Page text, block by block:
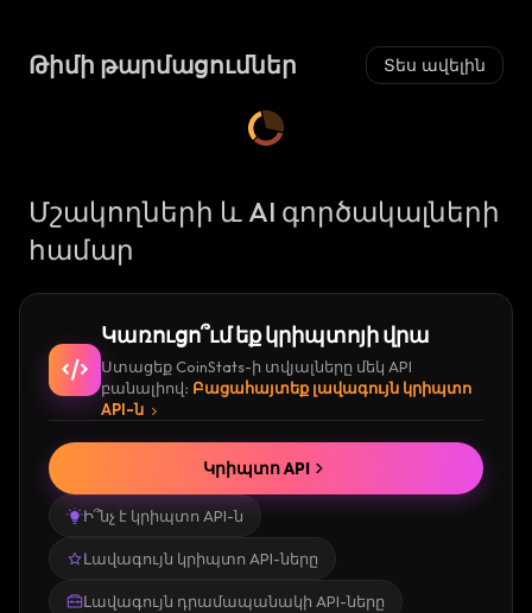
Թիմի թարմացումներ Տես ավելին
Մշակողների և AI գործակալների
համար
Կառուցո՞ւմ եք կրիպտոյի վրա
Ստացեք CoinStats-ի տվյալները մեկ API
բանալիով։ Բացահայտեք լավագույն կրիպտո
API-ն
Ի՞նչ է կրիպտո API-ն
Լավագույն կրիպտո API-ները
Լավագույն դրամապանակի API-ները
Կրիպտո API